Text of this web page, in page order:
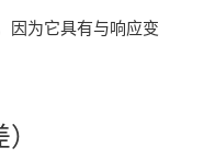
因为它具有与响应变